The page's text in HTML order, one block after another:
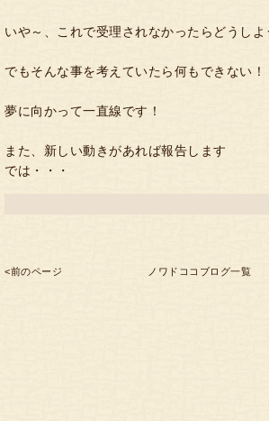
いや～、これで受理されなかったらどうしよ
でもそんな事を考えていたら何もできない！
夢に向かって一直線です！
また、新しい動きがあれば報告します
では・・・
<前のページ ノワドココブログ一覧